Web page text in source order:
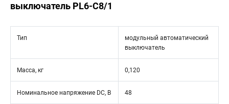
выключатель PL6-C8/1
Тип
модульный автоматический
выключатель
Масса, кг 0,120
Номинальное напряжение DC, В 48